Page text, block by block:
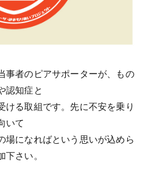
事者のピアサポーターが、もの
認知症と
ける取組です。先に不安を乗り
いて
場になればという思いが込めら
さい。